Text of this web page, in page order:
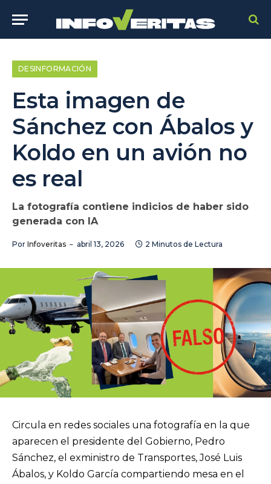
DESINFORMACIÓN
Esta imagen de
Sánchez con Ábalos y
Koldo en un avión no
es real
La fotografía contiene indicios de haber sido
generada con IA
Por Infoveritas abril 13, 2026 2 Minutos de Lectura
Circula en redes sociales una fotografía en la que
aparecen el presidente del Gobierno, Pedro
Sánchez, el exministro de Transportes, José Luis
Ábalos, y Koldo García compartiendo mesa en el